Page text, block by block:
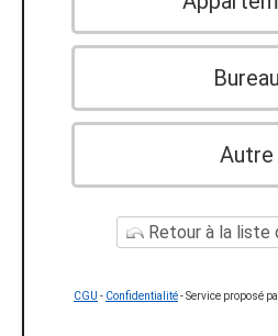
Bureau
Autre
Retour à la liste
CGU - Confidentialité- Service proposé